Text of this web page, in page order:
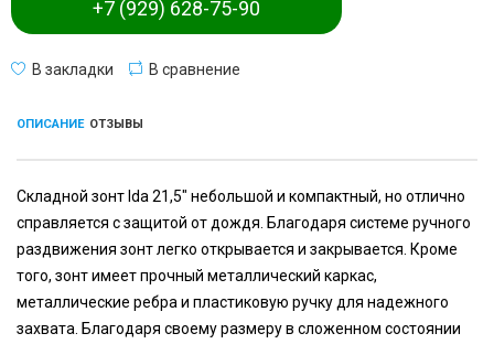
+7 (929) 628-75-90
В закладки В сравнение
ОПИСАНИЕ ОТЗЫВЫ
Складной зонт Ida 21,5" небольшой и компактный, но отлично
справляется с защитой от дождя. Благодаря системе ручного
раздвижения зонт легко открывается и закрывается. Кроме
того, зонт имеет прочный металлический каркас,
металлические ребра и пластиковую ручку для надежного
захвата. Благодаря своему размеру в сложенном состоянии